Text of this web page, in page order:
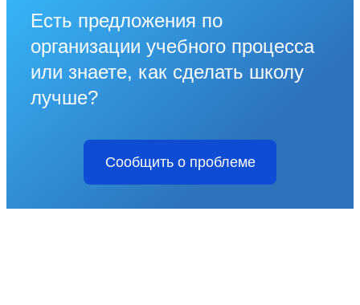
Есть предложения по
организации учебного процесса
или знаете, как сделать школу
лучше?
Сообщить о проблеме